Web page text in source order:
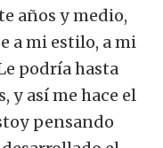
años y medio,
a mi estilo, a mi
podría hasta
y así me hace el
pensando